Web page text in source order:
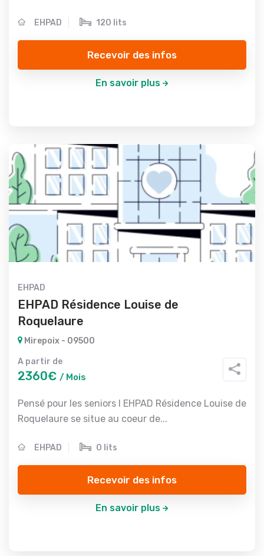
EHPAD 120 lits
Recevoir des infos
En savoir plus
EHPAD
EHPAD Résidence Louise de
Roquelaure
Mirepoix - 09500
A partir de
2360€ / Mois
Pensé pour les seniors l EHPAD Résidence Louise de
Roquelaure se situe au coeur de...
EHPAD 0 lits
Recevoir des infos
En savoir plus